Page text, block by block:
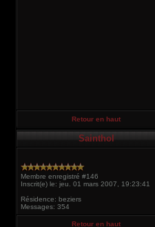
Retour en haut
Sainthol
Membre enregistré #146
Inscrit(e) le: jeu. 01 mars 2007, 19:23:41
Résidence: beziers
Messages: 354
Retour en haut